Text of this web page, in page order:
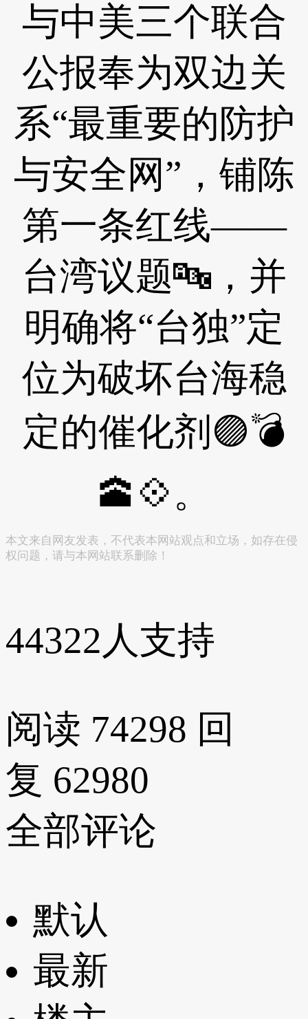
与中美三个联合
公报奉为双边关
系“最重要的防护
与安全网”，铺陈
第一条红线——
台湾议题🔤，并
明确将“台独”定
位为破坏台海稳
定的催化剂🟣💣
🕋💠。
本文来自网友发表，不代表本网站观点和立场，如存在侵
权问题，请与本网站联系删除！
44322 人支持
阅读 74298 回
复 62980
全部评论
默认
最新